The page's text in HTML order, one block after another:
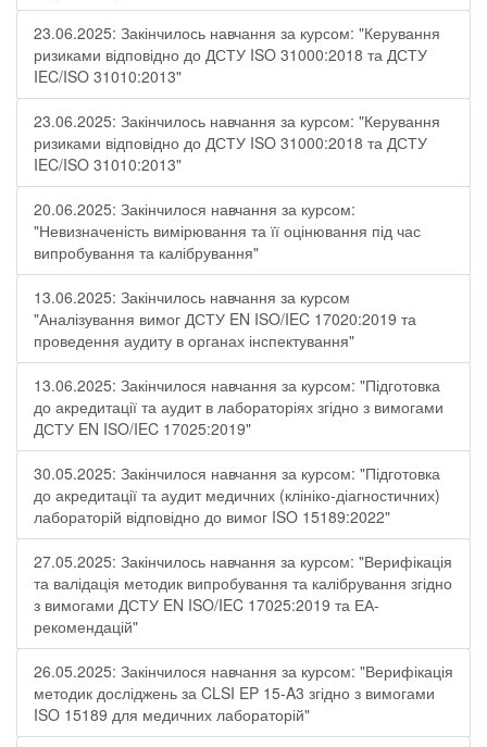
23.06.2025: Закінчилось навчання за курсом: "Керування
ризиками відповідно до ДСТУ ISO 31000:2018 та ДСТУ
IEC/ISO 31010:2013"
23.06.2025: Закінчилось навчання за курсом: "Керування
ризиками відповідно до ДСТУ ISO 31000:2018 та ДСТУ
IEC/ISO 31010:2013"
20.06.2025: Закінчилося навчання за курсом:
"Невизначеність вимірювання та її оцінювання під час
випробування та калібрування"
13.06.2025: Закінчилось навчання за курсом
"Аналізування вимог ДСТУ EN ISO/IEC 17020:2019 та
проведення аудиту в органах інспектування"
13.06.2025: Закінчилося навчання за курсом: "Підготовка
до акредитації та аудит в лабораторіях згідно з вимогами
ДСТУ EN ISO/IEC 17025:2019"
30.05.2025: Закінчилося навчання за курсом: "Підготовка
до акредитації та аудит медичних (клініко-діагностичних)
лабораторій відповідно до вимог ISO 15189:2022"
27.05.2025: Закінчилось навчання за курсом: "Верифікація
та валідація методик випробування та калібрування згідно
з вимогами ДСТУ EN ISO/IEC 17025:2019 та ЕА-
рекомендацій"
26.05.2025: Закінчилося навчання за курсом: "Верифікація
методик досліджень за CLSI EP 15-A3 згідно з вимогами
ISO 15189 для медичних лабораторій"